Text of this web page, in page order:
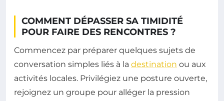
COMMENT DÉPASSER SA TIMIDITÉ
POUR FAIRE DES RENCONTRES ?
Commencez par préparer quelques sujets de
conversation simples liés à la destination ou aux
activités locales. Privilégiez une posture ouverte,
rejoignez un groupe pour alléger la pression